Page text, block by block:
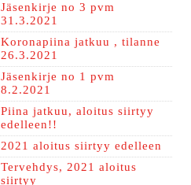
Jäsenkirje no 3 pvm
31.3.2021
Koronapiina jatkuu , tilanne
26.3.2021
Jäsenkirje no 1 pvm
8.2.2021
Piina jatkuu, aloitus siirtyy
edelleen!!
2021 aloitus siirtyy edelleen
Tervehdys, 2021 aloitus
siirtyy